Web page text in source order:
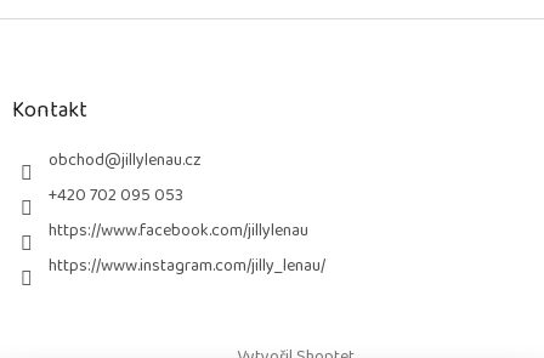
Z
Kontakt
obchod@jillylenau.cz
+420 702 095 053
https://www.facebook.com/jillylenau
https://www.instagram.com/jilly_lenau/